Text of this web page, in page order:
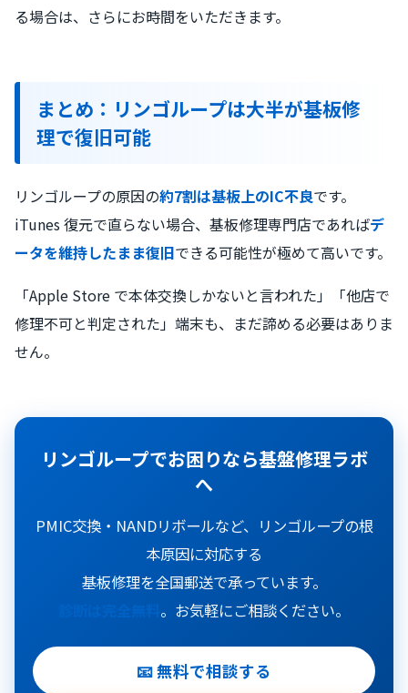
る場合は、さらにお時間をいただきます。
まとめ：リンゴループは大半が基板修
理で復旧可能
リンゴループの原因の約7割は基板上のIC不良です。
iTunes 復元で直らない場合、基板修理専門店であればデ
ータを維持したまま復旧できる可能性が極めて高いです。
「Apple Store で本体交換しかないと言われた」「他店で
修理不可と判定された」端末も、まだ諦める必要はありま
せん。
リンゴループでお困りなら基盤修理ラボ
へ
PMIC交換・NANDリボールなど、リンゴループの根
本原因に対応する
基板修理を全国郵送で承っています。
診断は完全無料。お気軽にご相談ください。
📧 無料で相談する